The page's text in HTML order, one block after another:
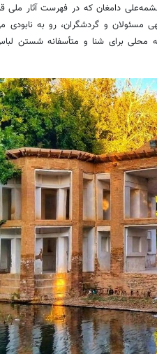
دامغان که در فهرست آثار ملی
مسئولان و گردشگران، رو به نابودی
محلی برای شنا و متأسفانه شستن